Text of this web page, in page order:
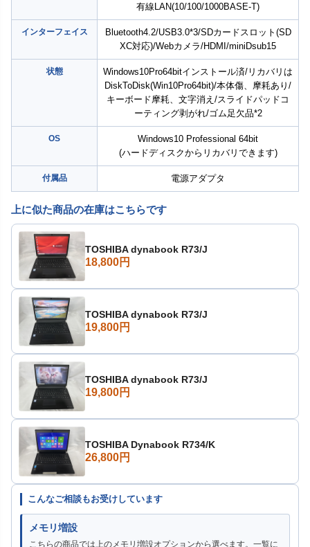
有線LAN(10/100/1000BASE-T)
インターフェイス
Bluetooth4.2/USB3.0*3/SDカードスロット(SD
XC対応)/Webカメラ/HDMI/miniDsub15
状態
Windows10Pro64bitインストール済/リカバリは
DiskToDisk(Win10Pro64bit)/本体傷、摩耗あり/
キーボード摩耗、文字消え/スライドパッドコ
ーティング剥がれ/ゴム足欠品*2
OS
Windows10 Professional 64bit
(ハードディスクからリカバリできます)
付属品 電源アダプタ
上に似た商品の在庫はこちらです
TOSHIBA dynabook R73/J
18,800円
TOSHIBA dynabook R73/J
19,800円
TOSHIBA dynabook R73/J
19,800円
TOSHIBA Dynabook R734/K
26,800円
こんなご相談もお受けしています
メモリ増設
こちらの商品では上のメモリ増設オプションから選べます。一覧に